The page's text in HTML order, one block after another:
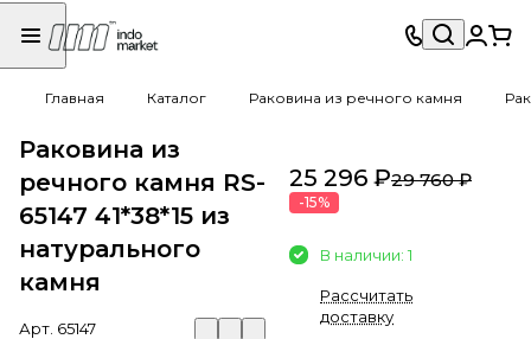
Главная Каталог Раковина из речного камня
Раковина из
речного камня RS-
65147 41*38*15 из
натурального
камня
Арт. 65147
25 296 ₽29 760 ₽
-15%
В наличии: 1
Рассчитать
доставку